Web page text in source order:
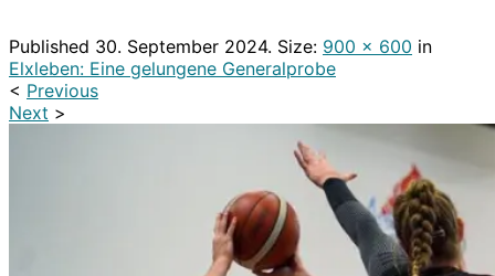
Published 30. September 2024. Size: 900 × 600 in
Elxleben: Eine gelungene Generalprobe
< Previous
Next >